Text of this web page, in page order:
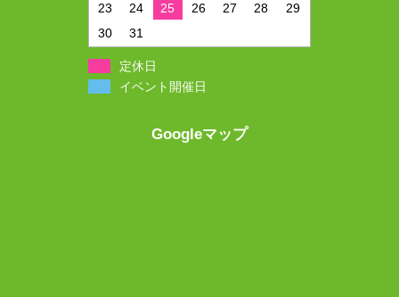
23
24 25 26 27 28
29
30
31
定休日
イベント開催日
Googleマップ